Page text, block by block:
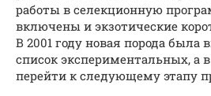
работы в селекционную
включены и экзотические
В 2001 году новая порода была
список экспериментальных, а
перейти к следующему этапу